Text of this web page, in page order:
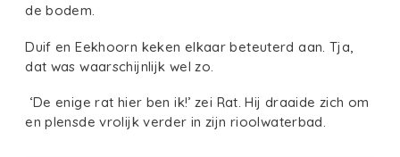
de bodem.
Duif en Eekhoorn keken elkaar beteuterd aan. Tja,
dat was waarschijnlijk wel zo.
‘De enige rat hier ben ik!’ zei Rat. Hij draaide zich om
en plensde vrolijk verder in zijn rioolwaterbad.